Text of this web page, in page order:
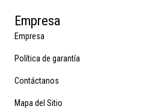
Empresa
Empresa
Política de garantía
Contáctanos
Mapa del Sitio